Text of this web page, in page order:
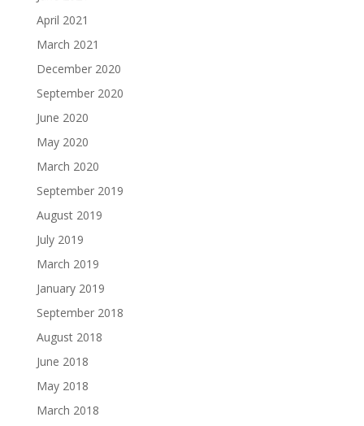
April 2021
March 2021
December 2020
September 2020
June 2020
May 2020
March 2020
September 2019
August 2019
July 2019
March 2019
January 2019
September 2018
August 2018
June 2018
May 2018
March 2018